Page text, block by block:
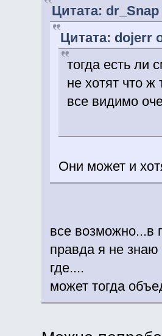
Цитата:
Цитата: dojerr
тогда есть ли
не хотят что ж
все видимо
Они может и
все возможно...в
правда я не знаю
где....
может тогда